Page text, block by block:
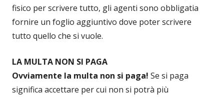
fisico per scrivere tutto, gli agenti sono obbligatia
fornire un foglio aggiuntivo dove poter scrivere
tutto quello che si vuole.
LA MULTA NON SI PAGA
Ovviamente la multa non si paga! Se si paga
significa accettare per cui non si potrà più